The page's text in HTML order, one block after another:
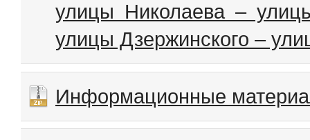
улицы Николаева –
улицы Дзержинского –
Информационные